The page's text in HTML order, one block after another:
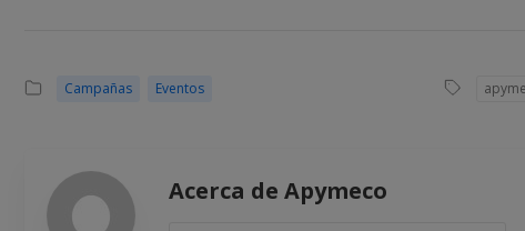
Campañas Eventos
Acerca de Apymeco